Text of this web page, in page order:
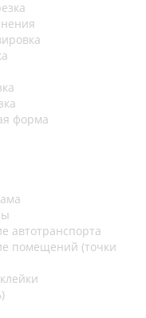
форма
автотранспорта
помещений (точки